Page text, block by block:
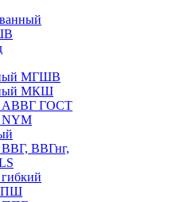
МГШВ
МКШ
АВВГ ГОСТ
NYM
ВВГ, ВВГнг,